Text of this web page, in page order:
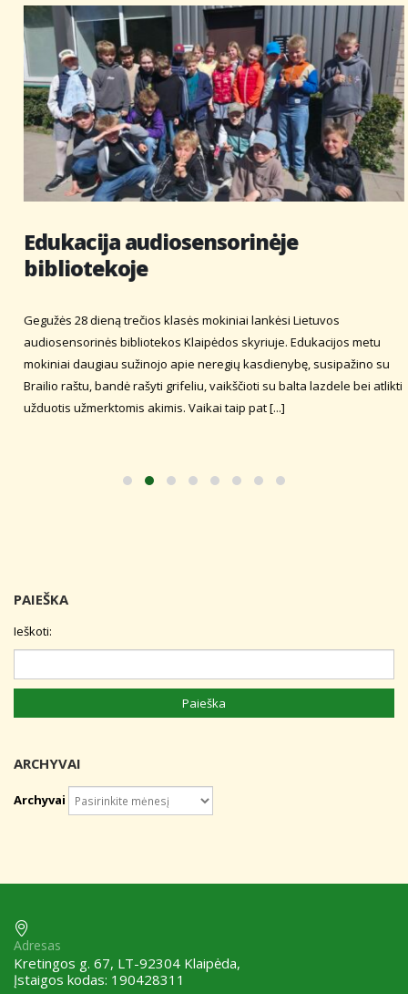
Edukacija audiosensorinėje
bibliotekoje
Gegužės 28 dieną trečios klasės mokiniai lankėsi Lietuvos
audiosensorinės bibliotekos Klaipėdos skyriuje. Edukacijos metu
mokiniai daugiau sužinojo apie neregių kasdienybę, susipažino su
Brailio raštu, bandė rašyti grifeliu, vaikščioti su balta lazdele bei atlikti
užduotis užmerktomis akimis. Vaikai taip pat [...]
PAIEŠKA
Ieškoti:
ARCHYVAI